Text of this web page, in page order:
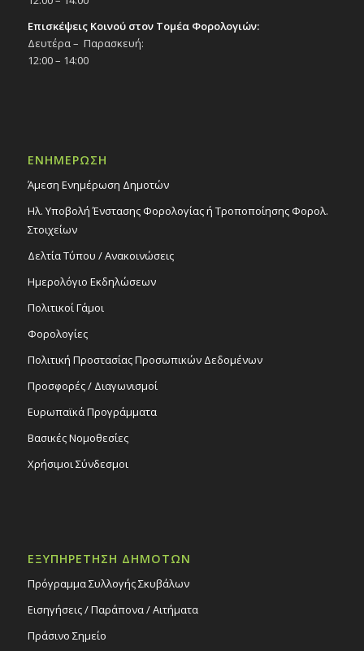
ΑΠΡ
14
Διάλεξη με θέμα «Πρόληψη των
Κακοηθειών του Προστάτη», 14/4/16 –
Πολιτιστικό Κέντρο Στροβόλου
Γυμνές Ιστορίες», 18/4/16 – Πολιτιστικό
Κέντρο Στροβόλου
Πολιτιστικό Κέντρο Στροβόλου
ΑΠΡ
«O Άγνωστος ερωτικός Παλαμάς», 21/4/16
All Day
21
Αναβολή εκδήλωσης «Ο Άγνωστος
Ερωτικός Παλαμάς» – Νέα ημερομηνία
πραγματοποίησης: 21/4/16 – Πολιτιστικό
Κέντρο Στροβόλου
Πολιτιστικό Κέντρο Στροβόλου
Επισκέψεις Κοινού στον Τομέα Φορολογιών:
Δευτέρα – Παρασκευή:
12:00 – 14:00
ΕΝΗΜΕΡΩΣΗ
Άμεση Ενημέρωση Δημοτών
Ηλ. Υποβολή Ένστασης Φορολογίας ή Τροποποίησης Φορολ.
Στοιχείων
Δελτία Τύπου / Ανακοινώσεις
Ημερολόγιο Εκδηλώσεων
Πολιτικοί Γάμοι
Φορολογίες
Πολιτική Προστασίας Προσωπικών Δεδομένων
Προσφορές / Διαγωνισμοί
Ευρωπαϊκά Προγράμματα
Βασικές Νομοθεσίες
Χρήσιμοι Σύνδεσμοι
ΕΞΥΠΗΡΕΤΗΣΗ ΔΗΜΟΤΩΝ
Πρόγραμμα Συλλογής Σκυβάλων
Εισηγήσεις / Παράπονα / Αιτήματα
Πράσινο Σημείο